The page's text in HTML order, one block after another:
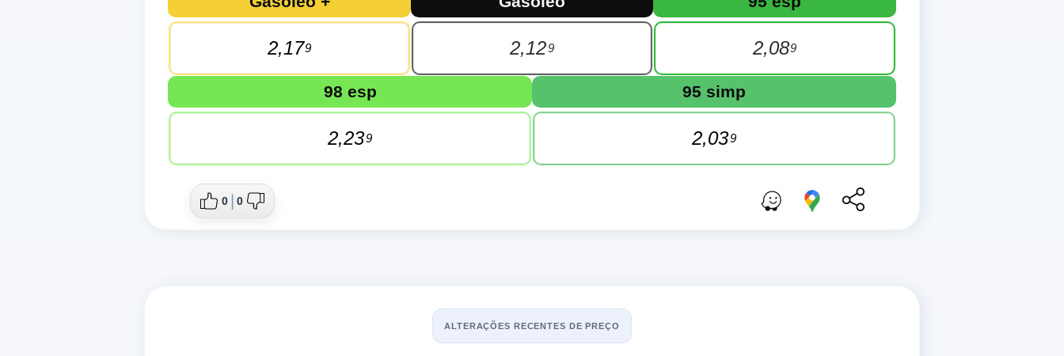
2,179 2,129 2,089
98 esp
2,239
95 simp
2,039
0 0
ALTERAÇÕES RECENTES DE PREÇO